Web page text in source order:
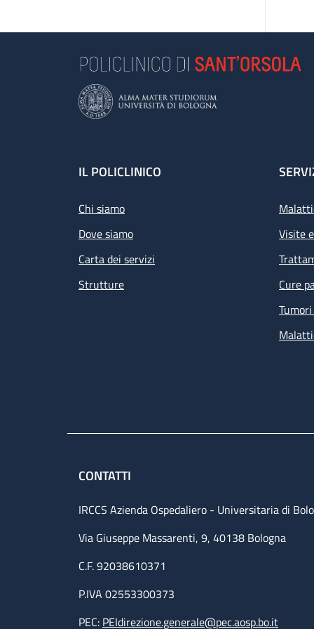
Footer
IL POLICLINICO
Chi siamo
Dove siamo
Carta dei servizi
Strutture
Visite
Cure
CONTATTI
IRCCS Azienda Ospedaliero - Universitaria di
Via Giuseppe Massarenti, 9, 40138 Bologna
C.F. 92038610371
P.IVA 02553300373
PEC: PEIdirezione.generale@pec.aosp.bo.it